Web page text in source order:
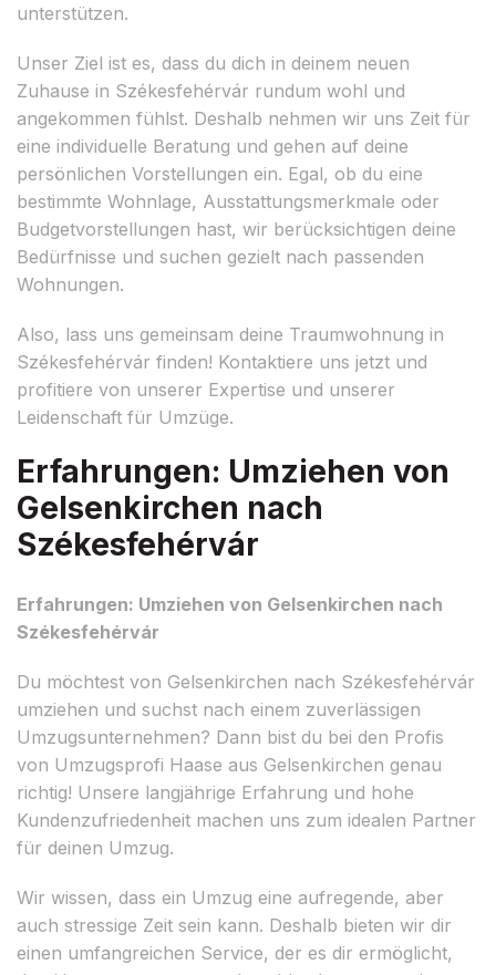
unterstützen.
Unser Ziel ist es, dass du dich in deinem neuen
Zuhause in Székesfehérvár rundum wohl und
angekommen fühlst. Deshalb nehmen wir uns Zeit für
eine individuelle Beratung und gehen auf deine
persönlichen Vorstellungen ein. Egal, ob du eine
bestimmte Wohnlage, Ausstattungsmerkmale oder
Budgetvorstellungen hast, wir berücksichtigen deine
Bedürfnisse und suchen gezielt nach passenden
Wohnungen.
Also, lass uns gemeinsam deine Traumwohnung in
Székesfehérvár finden! Kontaktiere uns jetzt und
profitiere von unserer Expertise und unserer
Leidenschaft für Umzüge.
Erfahrungen: Umziehen von
Gelsenkirchen nach
Székesfehérvár
Erfahrungen: Umziehen von Gelsenkirchen nach
Székesfehérvár
Du möchtest von Gelsenkirchen nach Székesfehérvár
umziehen und suchst nach einem zuverlässigen
Umzugsunternehmen? Dann bist du bei den Profis
von Umzugsprofi Haase aus Gelsenkirchen genau
richtig! Unsere langjährige Erfahrung und hohe
Kundenzufriedenheit machen uns zum idealen Partner
für deinen Umzug.
Wir wissen, dass ein Umzug eine aufregende, aber
auch stressige Zeit sein kann. Deshalb bieten wir dir
einen umfangreichen Service, der es dir ermöglicht,